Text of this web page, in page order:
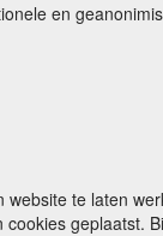
en
te laten
cookies